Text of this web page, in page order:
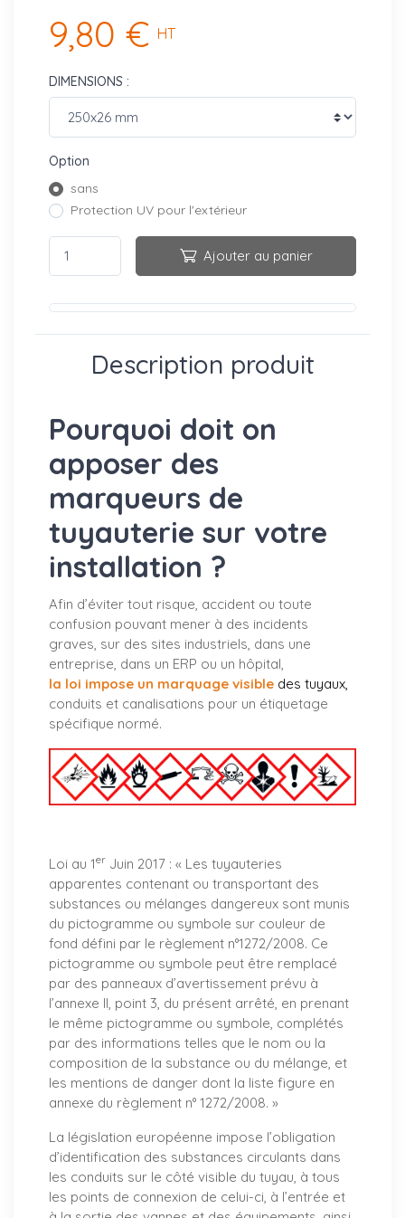
9,80 € HT
DIMENSIONS :
Option
sans
Protection UV pour l'extérieur
Ajouter au panier
Description produit
Pourquoi doit on
apposer des
marqueurs de
tuyauterie sur votre
installation ?
Afin d’éviter tout risque, accident ou toute
confusion pouvant mener à des incidents
graves, sur des sites industriels, dans une
entreprise, dans un ERP ou un hôpital,
la loi impose un marquage visible des tuyaux,
conduits et canalisations pour un étiquetage
spécifique normé.
Loi au 1er Juin 2017 : « Les tuyauteries
apparentes contenant ou transportant des
substances ou mélanges dangereux sont munis
du pictogramme ou symbole sur couleur de
fond défini par le règlement n°1272/2008. Ce
pictogramme ou symbole peut être remplacé
par des panneaux d’avertissement prévu à
l’annexe II, point 3, du présent arrêté, en prenant
le même pictogramme ou symbole, complétés
par des informations telles que le nom ou la
composition de la substance ou du mélange, et
les mentions de danger dont la liste figure en
annexe du règlement n° 1272/2008. »
La législation européenne impose l’obligation
d’identification des substances circulants dans
les conduits sur le côté visible du tuyau, à tous
les points de connexion de celui-ci, à l’entrée et